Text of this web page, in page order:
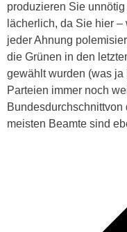
produzieren Sie
lächerlich, da Sie hier
jeder Ahnung
die Grünen in den
gewählt wurden (was
Parteien immer noch
meisten Beamte sind